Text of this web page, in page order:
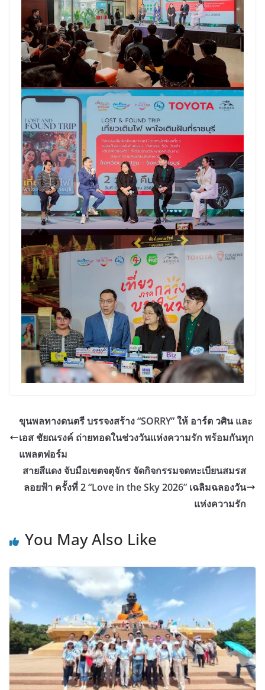
ขุนพลทางดนตรี บรรจงสร้าง “SORRY” ให้ อาร์ต วศิน และ
เอส ชัยณรงค์ ถ่ายทอดในช่วงวันแห่งความรัก พร้อมกันทุก
แพลตฟอร์ม
สายสีแดง จับมือเขตจตุจักร จัดกิจกรรมจดทะเบียนสมรส
ลอยฟ้า ครั้งที่ 2 “Love in the Sky 2026” เฉลิมฉลองวัน
แห่งความรัก
You May Also Like